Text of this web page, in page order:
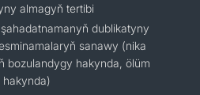
almagyň tertibi
dublikatyny
sanawy (nika
bozulandygy hakynda, ölüm
hakynda)